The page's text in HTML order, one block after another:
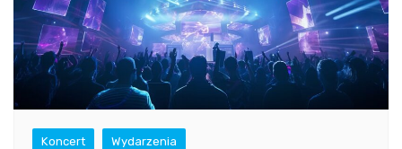
Koncert Wydarzenia